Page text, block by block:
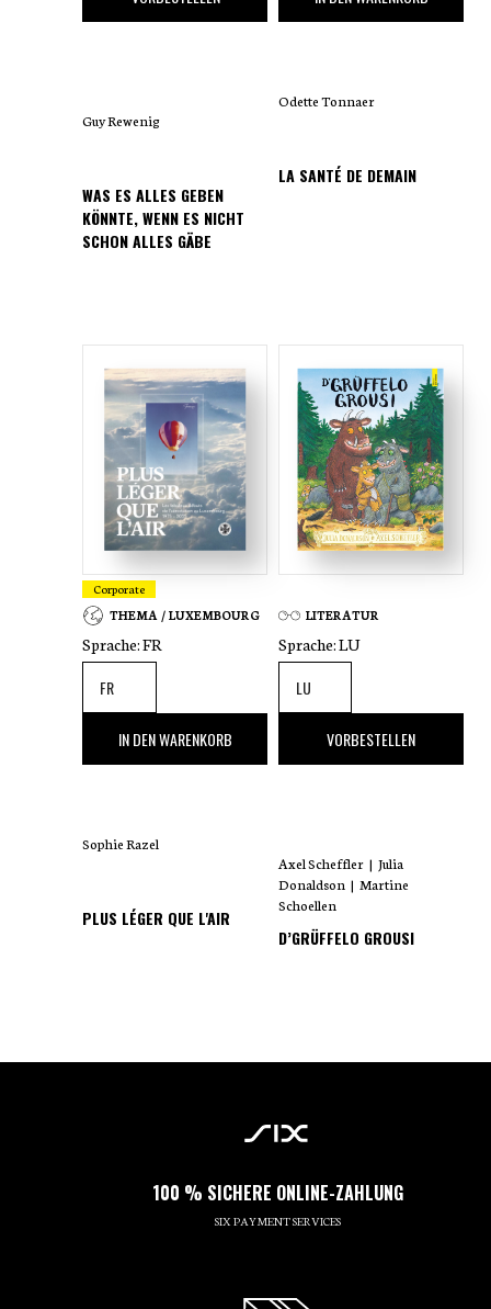
Guy Rewenig
WAS ES ALLES GEBEN
KÖNNTE, WENN ES NICHT
SCHON ALLES GÄBE
Odette Tonnaer
LA SANTÉ DE DEMAIN
Corporate
THEMA / LUXEMBOURG
Sprache:FR
,00 €
IN DEN WARENKORB
Sophie Razel
PLUS LÉGER QUE L'AIR
LITERATUR
Sprache:LU
,00 €VORBESTELLEN
Axel Scheffler | Julia
Donaldson | Martine
Schoellen
D’GRÜFFELO GROUSI
100 % SICHERE ONLINE-ZAHLUNG
SIX PAYMENT SERVICES